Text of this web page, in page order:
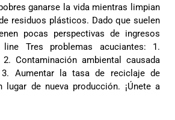
ganarse la vida mientras limpian
residuos plásticos. Dado que suelen
pocas perspectivas de ingresos
line Tres problemas acuciantes: 1.
2. Contaminación ambiental causada
Aumentar la tasa de reciclaje de
lugar de nueva producción. ¡Únete a